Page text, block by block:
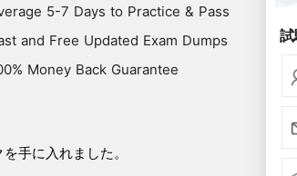
5-7 Days to Practice & Pass
and Free Updated Exam Dumps
Money Back Guarantee
手に入れました。